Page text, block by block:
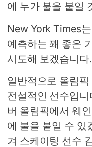
에 누가 불을 붙일
New York Times
예측하는 꽤 좋은
시도해 보겠습니다.
일반적으로 올림
전설적인 선수입
버 올림픽에서 웨
에 불을 붙일 수 있
겨 스케이팅 선수